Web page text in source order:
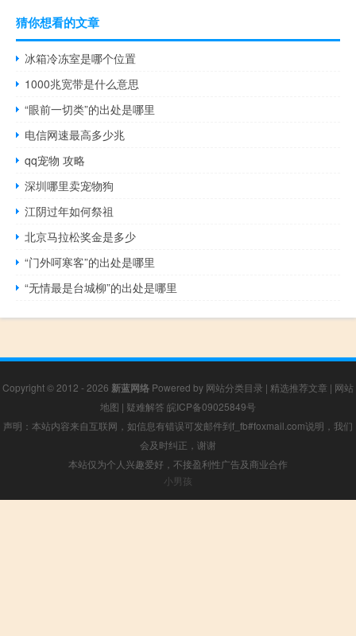
猜你想看的文章
冰箱冷冻室是哪个位置
1000兆宽带是什么意思
“眼前一切类”的出处是哪里
电信网速最高多少兆
qq宠物 攻略
深圳哪里卖宠物狗
江阴过年如何祭祖
北京马拉松奖金是多少
“门外呵寒客”的出处是哪里
“无情最是台城柳”的出处是哪里
Copyright © 2012 - 2026 新蓝网络 Powered by 网站分类目录 | 精选推荐文章 | 网站
地图 | 疑难解答 皖ICP备09025849号
声明：本站内容来自互联网，如信息有错误可发邮件到f_fb#foxmail.com说明，我们
会及时纠正，谢谢
本站仅为个人兴趣爱好，不接盈利性广告及商业合作
小男孩